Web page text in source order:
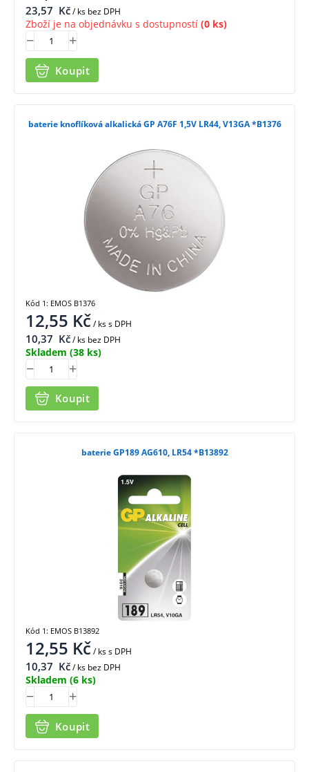
23,57 Kč/ ks bez DPH
Zboží je na objednávku s dostupností (0 ks)
Koupit
baterie knoflíková alkalická GP A76F 1,5V LR44, V13GA *B1376
12,55 Kč/ kss DPH
10,37 Kč/ ks bez DPH
Skladem (38 ks)
Koupit
Kód 1: EMOS B1376
baterie GP189 AG610, LR54 *B13892
12,55 Kč/ kss DPH
10,37 Kč/ ks bez DPH
Skladem (6 ks)
Koupit
Kód 1: EMOS B13892